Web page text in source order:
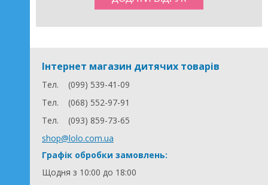
Інтернет магазин дитячих товарів
Тел.
(099) 539-41-09
Тел.
(068) 552-97-91
Тел.
(093) 859-73-65
shop@lolo.com.ua
Графік обробки замовлень:
Щодня з 10:00 до 18:00